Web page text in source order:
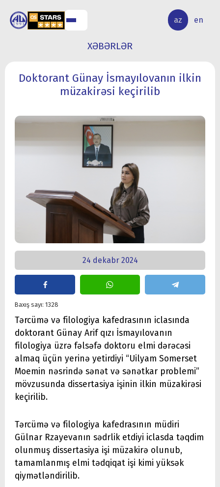
az en
ELMİ
TƏDQİQAT
XƏBƏRLƏR
Doktorant Günay İsmayılovanın ilkin
müzakirəsi keçirilib
24 dekabr 2024
Baxış sayı: 1328
Tərcümə və filologiya kafedrasının iclasında
doktorant Günay Arif qızı İsmayılovanın
filologiya üzrə fəlsəfə doktoru elmi dərəcəsi
almaq üçün yerinə yetirdiyi “Uilyam Somerset
Moemin nəsrində sənət və sənətkar problemi”
mövzusunda dissertasiya işinin ilkin müzakirəsi
keçirilib.
Tərcümə və filologiya kafedrasının müdiri
Gülnar Rzayevanın sədrlik etdiyi iclasda təqdim
olunmuş dissertasiya işi müzakirə olunub,
tamamlanmış elmi tədqiqat işi kimi yüksək
qiymətləndirilib.